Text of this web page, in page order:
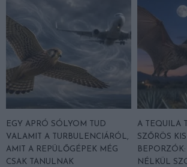
EGY APRÓ SÓLYOM TUD
VALAMIT A TURBULENCIÁRÓL,
AMIT A REPÜLŐGÉPEK MÉG
CSAK TANULNAK
A TEQUILA
SZŐRÖS KIS
NÉLKÜL